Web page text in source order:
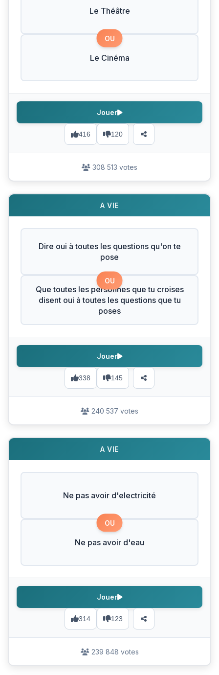
Le Théâtre
OU
Le Cinéma
416 120
Jouer
308 513 votes
A VIE
Dire oui à toutes les questions qu'on te
pose
OU
Que toutes les personnes que tu croises
disent oui à toutes les questions que tu
poses
338 145
Jouer
240 537 votes
A VIE
Ne pas avoir d'electricité
OU
Ne pas avoir d'eau
314 123
Jouer
239 848 votes